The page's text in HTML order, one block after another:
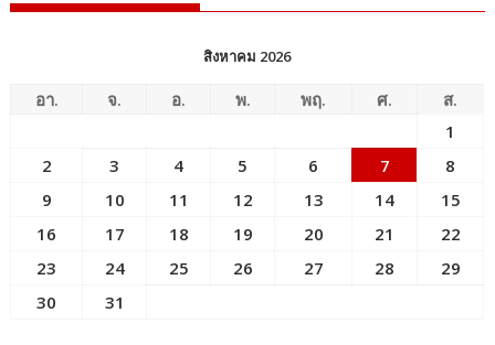
สิงหาคม 2026
อา. จ. อ. พ. พฤ. ศ.
ส.
1
2
3 4 5 6 7
8
9
10 11 12 13 14
15
16
17 18 19 20 21
22
23
24 25 26 27 28
29
30
31